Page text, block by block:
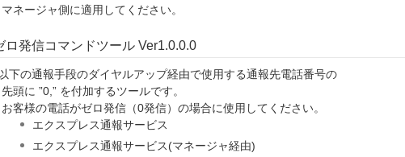
ージャ側に適用してください。
ロ発信コマンドツール Ver1.0.0.0
の通報手段のダイヤルアップ経由で使用する通報先電話番号の
に ”0,” を付加するツールです。
様の電話がゼロ発信（0発信）の場合に使用してください。
エクスプレス通報サービス
エクスプレス通報サービス(マネージャ経由)